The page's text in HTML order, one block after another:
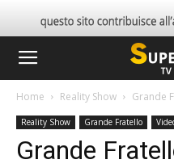
Home Reality Show Grande
Reality Show Grande Fratello
Grande